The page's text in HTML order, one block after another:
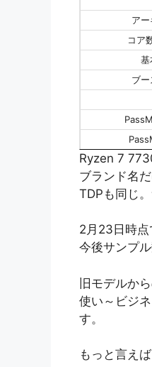
アー
コア
基
ブ
Ryzen 7
ブランド名
TDPも同じ
2月23日時点
今後サンプ
旧モデルか
使い～ビジ
す。
もっと言え